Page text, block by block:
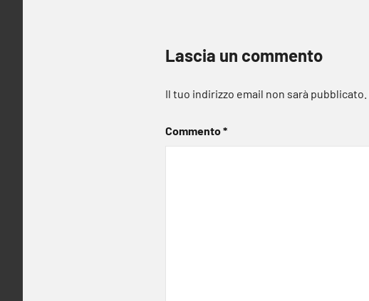
Lascia un commento
Il tuo indirizzo email non sarà pubblicato.
Commento*